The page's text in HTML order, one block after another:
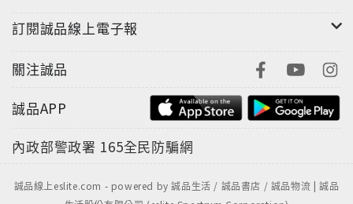
訂閱誠品線上電子報
關注誠品
誠品APP
內政部警政署 165全民防騙網
誠品線上eslite.com - powered by 誠品生活 / 誠品書店 / 誠品物流 | 誠品